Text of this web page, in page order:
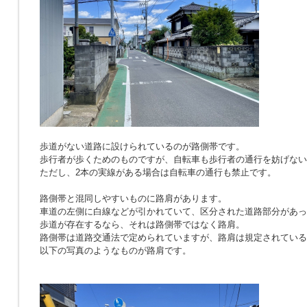
歩道がない道路に設けられているのが路側帯です。
歩行者が歩くためのものですが、自転車も歩行者の通行を妨げな
ただし、2本の実線がある場合は自転車の通行も禁止です。
路側帯と混同しやすいものに路肩があります。
車道の左側に白線などが引かれていて、区分された道路部分があ
歩道が存在するなら、それは路側帯ではなく路肩。
路側帯は道路交通法で定められていますが、路肩は規定されてい
以下の写真のようなものが路肩です。